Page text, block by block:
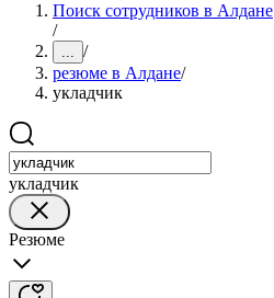
Поиск сотрудников в Алдане
/
... /
резюме в Алдане/
укладчик
укладчик
Резюме